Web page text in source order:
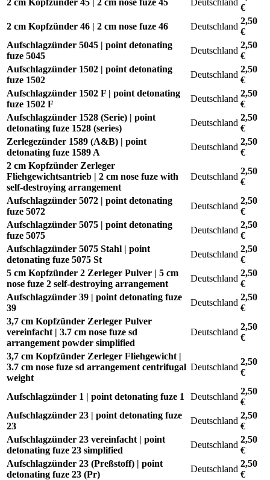
€
2 cm Kopfzünder 46 | 2 cm nose fuze 46
Deutschland
2,50
€
Aufschlagzünder 5045 | point detonating
fuze 5045
Deutschland
2,50
€
Aufschlagzünder 1502 | point detonating
fuze 1502
Deutschland
2,50
€
Aufschlagzünder 1502 F | point detonating
fuze 1502 F
Deutschland
2,50
€
Aufschlagzünder 1528 (Serie) | point
detonating fuze 1528 (series)
Deutschland
2,50
€
Zerlegezünder 1589 (A&B) | point
detonating fuze 1589 A
Deutschland
2,50
€
2 cm Kopfzünder Zerleger
Fliehgewichtsantrieb | 2 cm nose fuze with
self-destroying arrangement
Deutschland
2,50
€
Aufschlagzünder 5072 | point detonating
fuze 5072
Deutschland
2,50
€
Aufschlagzünder 5075 | point detonating
fuze 5075
Deutschland
2,50
€
Aufschlagzünder 5075 Stahl | point
detonating fuze 5075 St
Deutschland
2,50
€
5 cm Kopfzünder 2 Zerleger Pulver | 5 cm
nose fuze 2 self-destroying arrangement
Deutschland
2,50
€
Aufschlagzünder 39 | point detonating fuze
39
Deutschland
2,50
€
3,7 cm Kopfzünder Zerleger Pulver
vereinfacht | 3.7 cm nose fuze sd
arrangement powder simplified
Deutschland
2,50
€
3,7 cm Kopfzünder Zerleger Fliehgewicht |
3.7 cm nose fuze sd arrangement centrifugal
weight
Deutschland
2,50
€
Aufschlagzünder 1 | point detonating fuze 1 Deutschland
2,50
€
Aufschlagzünder 23 | point detonating fuze
23
Deutschland
2,50
€
Aufschlagzünder 23 vereinfacht | point
detonating fuze 23 simplified
Deutschland
2,50
€
Aufschlagzünder 23 (Preßstoff) | point
detonating fuze 23 (Pr)
Deutschland
2,50
€